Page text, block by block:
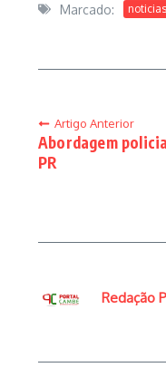
Marcado: noticias
Artigo Anterior
Abordagem
PR
Redação